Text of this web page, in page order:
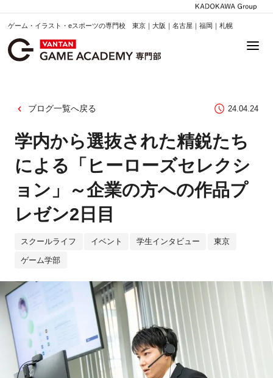
ゲーム・イラスト・eスポーツの専門校 東京｜大阪｜名古屋｜福岡｜札幌
ブログ一覧へ戻る 24.04.24
学内から選抜された精鋭たち
による「ヒーローズセレクシ
ョン」～企業の方への作品プ
レゼン2日目
スクールライフ イベント 学生インタビュー 東京
ゲーム学部